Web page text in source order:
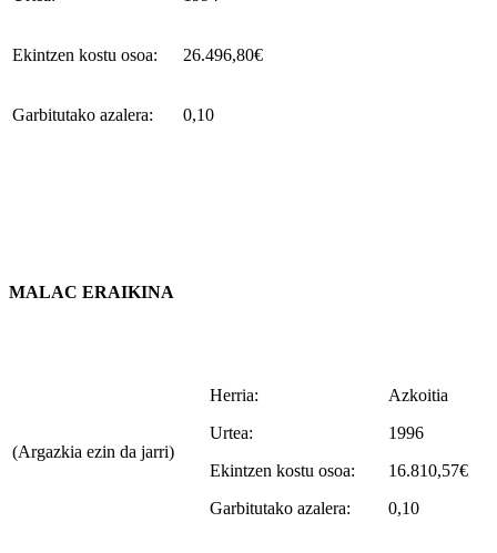
Ekintzen kostu osoa: 26.496,80€
Garbitutako azalera: 0,10
MALAC ERAIKINA
(Argazkia ezin da jarri)
Herria:
Urtea:
Ekintzen kostu osoa:
Garbitutako azalera:
Azkoitia
1996
16.810,57€
0,10